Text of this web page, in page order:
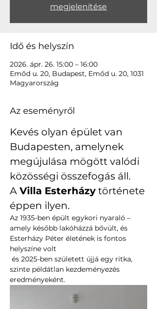
megjelenítése
Idő és helyszín
2026. ápr. 26. 15:00 – 16:00
Emőd u. 20, Budapest, Emőd u. 20, 1031
Magyarország
Az eseményről
Kevés olyan épület van
Budapesten, amelynek
megújulása mögött valódi
közösségi összefogás áll.
A Villa Esterházy története
éppen ilyen.
Az 1935-ben épült egykori nyaraló –
amely később lakóházzá bővült, és
Esterházy Péter életének is fontos
helyszíne volt
szinte példátlan kezdeményezés
eredményeként.